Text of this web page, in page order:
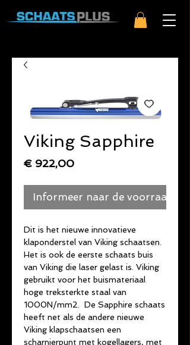
Viking Sapphire
€ 922,00Prijs
Informeer naar de voorraad
Dit is het nieuwe innovatieve
klaponderstel van Viking schaatsen.
Het is ook de eerste schaats buis
van Viking die laser gelast is. Viking
gebruikt voor het buismateriaal
hoge treksterkte staal van
1000N/mm2. De Sapphire schaats
heeft net als de andere nieuwe
Viking klapschaatsen een
scharnierpunt met kogellagers, met